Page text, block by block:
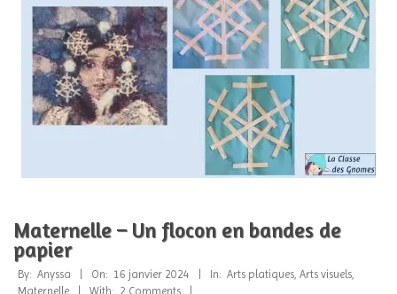
Maternelle – Un flocon en bandes de
papier
2024-
01-
By: Anyssa On: 16 janvier 2024 In: Arts platiques Arts visuels
Maternelle
With: 2 Comments